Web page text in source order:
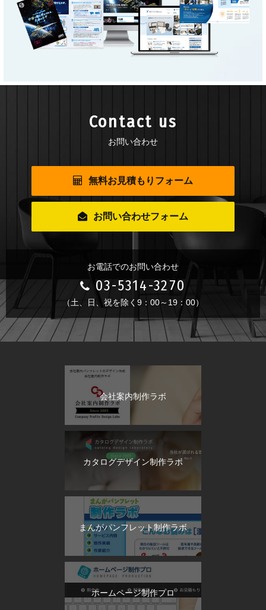
Contact us
お問い合わせ
無料お見積もりフォーム
お問い合わせフォーム
お電話でのお問い合わせ
03-5314-3270
（土、日、祝を除く9：00～19：00）
会社案内制作ラボ
カタログデザイン制作ラボ
まんがパンフレット制作ラボ
ホームページ制作プロ